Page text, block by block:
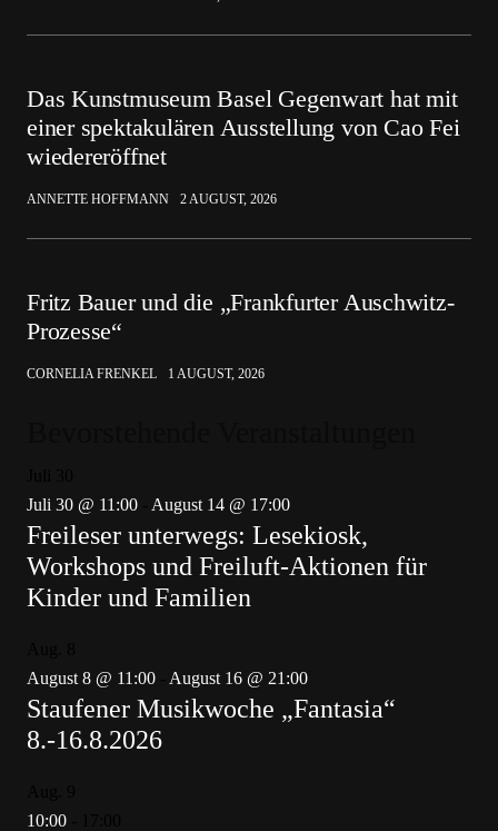
Das Kunstmuseum Basel Gegenwart hat mit
einer spektakulären Ausstellung von Cao Fei
wiedereröffnet
ANNETTE HOFFMANN 2 AUGUST, 2026
Fritz Bauer und die „Frankfurter Auschwitz-
Prozesse“
CORNELIA FRENKEL 1 AUGUST, 2026
Juli 30 @ 11:00
August 14 @ 17:00
Freileser unterwegs: Lesekiosk,
Workshops und Freiluft-Aktionen für
Kinder und Familien
August 8 @ 11:00
August 16 @ 21:00
Staufener Musikwoche „Fantasia“
8.-16.8.2026
10:00